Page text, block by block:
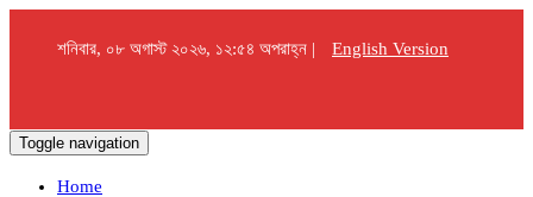
শনিবার, ০৮ অগাস্ট ২০২৬, ১২:৫৪ অপরাহ্ন | English Version
Toggle navigation
Home